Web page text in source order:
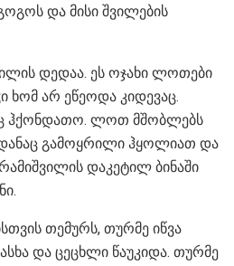
და მისი შვილების
დედაა. ეს ოჯახი ლოთები
ხომ არ ეწეოდა კიდევაც.
ჰქონდათო. ლოთ მშობლებს
გამოყრილი ჰყოლიათ და
დაკეტილ ბინაში
თემურს, თურმე იწვა
და ცეცხლი წაუკიდა. თურმე